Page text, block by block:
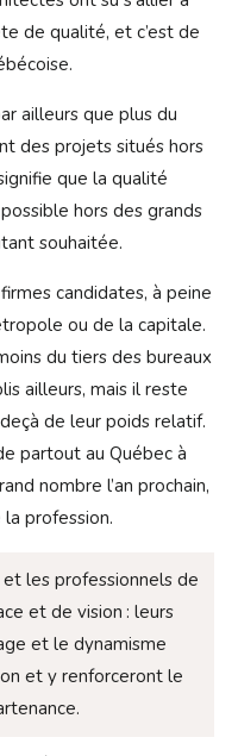
de qualité, et c’est de
ailleurs que plus du
des projets situés hors
que la qualité
hors des grands
souhaitée.
candidates, à peine
ou de la capitale.
du tiers des bureaux
ailleurs, mais il reste
de leur poids relatif.
partout au Québec à
nombre l’an prochain,
profession.
et les professionnels de
et de vision : leurs
et le dynamisme
et y renforceront le